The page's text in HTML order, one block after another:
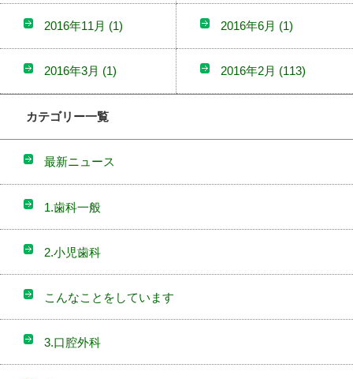
2016年11月 (1) 2016年6月 (1)
2016年3月 (1) 2016年2月 (113)
カテゴリー一覧
最新ニュース
1.歯科一般
2.小児歯科
こんなことをしています
3.口腔外科